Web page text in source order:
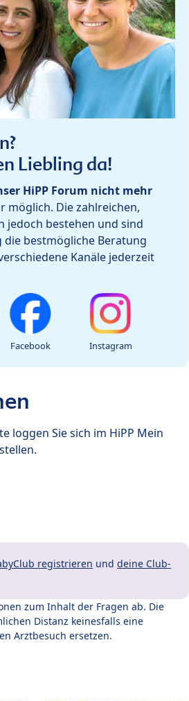
Liebling da!
HiPP Forum nicht mehr
möglich. Die zahlreichen,
jedoch bestehen und sind
bestmögliche Beratung
Kanäle jederzeit
Facebook Instagram
loggen Sie sich im HiPP Mein
registrieren und deine Club-
zum Inhalt der Fragen ab. Die
Distanz keinesfalls eine
Arztbesuch ersetzen.